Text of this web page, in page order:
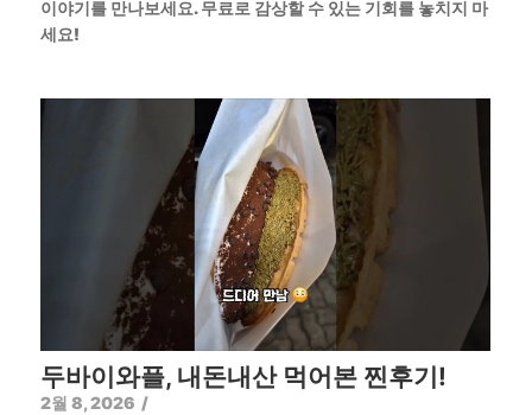
이야기를 만나보세요. 무료로 감상할 수 있는 기회를 놓치지 마
세요!
두바이와플, 내돈내산 먹어본 찐후기!
2월 8, 2026 /